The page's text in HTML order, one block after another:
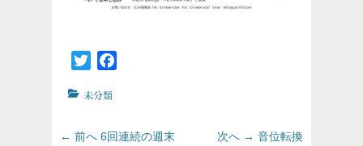
Twitter
カ
リ
未分類
投
← 前へ 前
6回連続の週末
次へ → 次
音位転換